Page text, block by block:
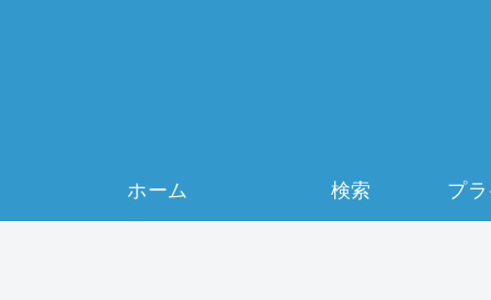
ホーム 検索